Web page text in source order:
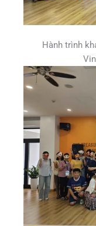
Hành trình